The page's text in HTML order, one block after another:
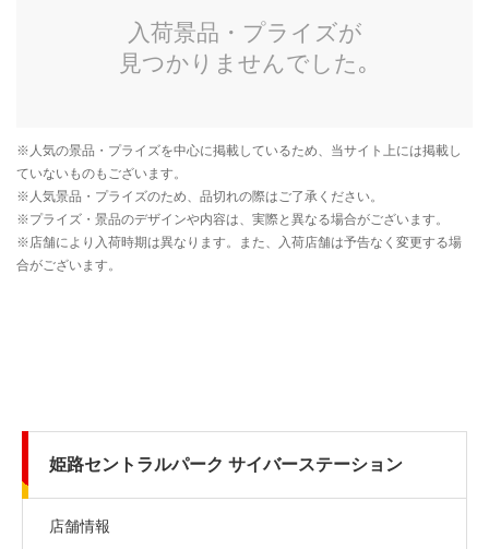
姫路セントラルパーク サイバーステーション
店舗情報